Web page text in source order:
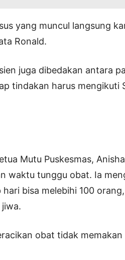
yang muncul langsung
Ronald.
juga dibedakan antara
tindakan harus mengikuti
Mutu Puskesmas,
waktu tunggu obat. Ia
bisa melebihi 100
obat tidak